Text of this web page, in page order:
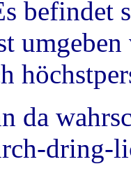
befindet
da
dring-